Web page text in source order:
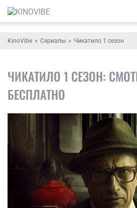
KinoVibe Сериалы Чикатило 1 сезон
ЧИКАТИЛО 1 СЕЗОН:
БЕСПЛАТНО